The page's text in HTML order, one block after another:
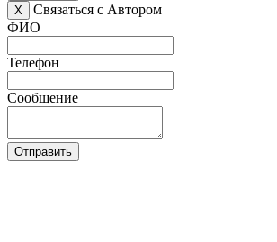
X
Связаться с Автором
ФИО
Телефон
Сообщение
Отправить